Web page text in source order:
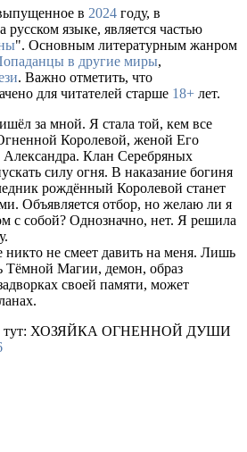
в 2024 году, в
языке, является частью
". Основным литературным жанром
в другие миры,
. Важно отметить, что
для читателей старше 18+ лет.
за мной. Я стала той, кем все
Королевой, женой Его
Александра. Клан Серебряных
силу огня. В наказание богиня
рождённый Королевой станет
Объявляется отбор, но желаю ли я
с собой? Однозначно, нет. Я решила
не смеет давить на меня. Лишь
Тёмной Магии, демон, образ
своей памяти, может
тут: ХОЗЯЙКА ОГНЕННОЙ ДУШИ